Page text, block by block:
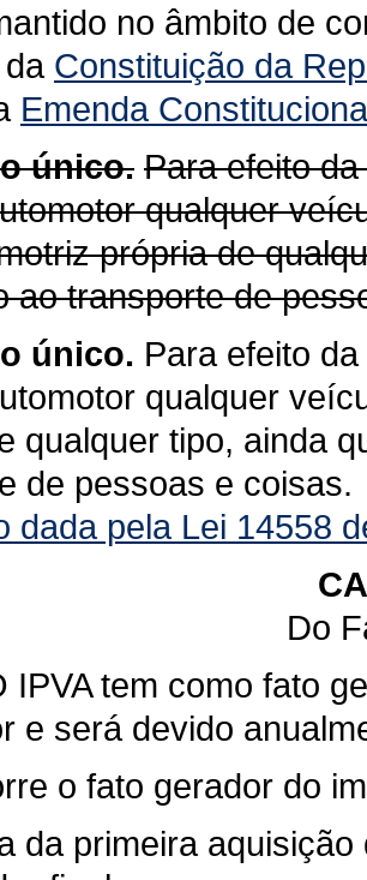
no âmbito de
Constituição da
Emenda
único. Para efeito
qualquer
própria de
ao transporte de
único. Para efeito
qualquer
qualquer tipo, ainda
de pessoas e coisas.
dada pela Lei 14558
Do
IPVA tem como fato
e será devido
o fato gerador do
da primeira